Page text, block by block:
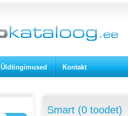
Üldtingimused Kontakt
Smart (0 toodet)